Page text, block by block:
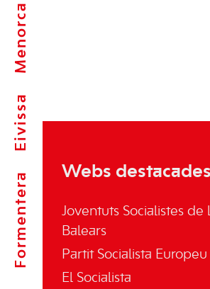
Formentera
Eivissa
Menorca
Webs destacades
Joventuts Socialistes de
Balears
Partit Socialista Europeu
El Socialista